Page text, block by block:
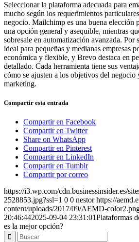
Seleccionar la plataforma adecuada para
mucho según los requerimientos
negocio. Mailchimp es una buena elección
una opción general y asequible, mientras
sobresale en automatización avanzada. Por
ideal para pequeñas y medianas empresas
económica y flexible, y Brevo destaca en
detallado. Cada herramienta tiene sus
cómo se ajusten a los objetivos del negocio
marketing.
Compartir esta entrada
Compartir en Facebook
Compartir en Twitter
Share on WhatsApp
Compartir en Pinterest
Compartir en LinkedIn
Compartir en Tumblr
Compartir por correo
https://i3.wp.com/cdn.businessinsider.es/
2528853.jpg?ssl=1 0 0 nestor https://
content/uploads/2017/09/AEMD-
20:46:442025-09-04 23:31:01Plataformas
es la mejor opción?